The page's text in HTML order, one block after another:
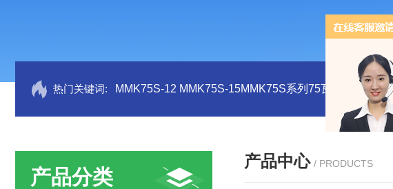
热门关键词: MMK75S-12 MMK75S-15MMK75S系列75瓦稳压电源
产品分类
产品中心 / PRODUCTS